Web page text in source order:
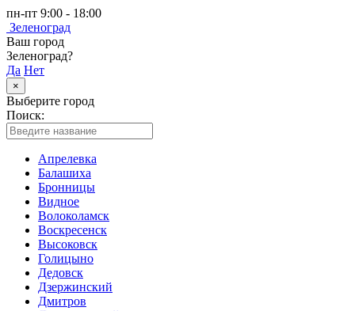
пн-пт 9:00 - 18:00
Зеленоград
Ваш город
Зеленоград?
Да Нет
×
Выберите город
Поиск:
Апрелевка
Балашиха
Бронницы
Видное
Волоколамск
Воскресенск
Высоковск
Голицыно
Дедовск
Дзержинский
Дмитров